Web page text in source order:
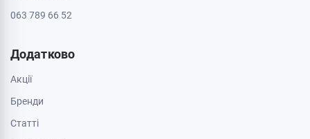
063 789 66 52
Додатково
Акції
Бренди
Cтатті